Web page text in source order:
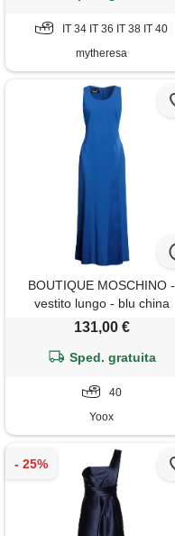
IT 34 IT 36 IT 38 IT 40
mytheresa
BOUTIQUE MOSCHINO -
vestito lungo - blu china
131,00 €
Sped. gratuita
40
Yoox